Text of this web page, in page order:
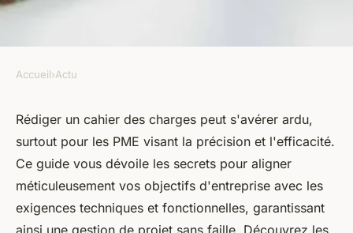
Élaborer un cahier des
charges efficace pour les PME
: Guide étape par étape
armand•7 mars 2024•3 min de lecture
Accueil›Actu
Rédiger un cahier des charges peut s'avérer ardu,
surtout pour les PME visant la précision et l'efficacité.
Ce guide vous dévoile les secrets pour aligner
méticuleusement vos objectifs d'entreprise avec les
exigences techniques et fonctionnelles, garantissant